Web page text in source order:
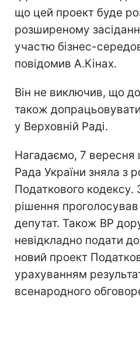
що цей проект буде
розширеному
участю бізнес-
повідомив А.Кінах.
Він не виключив, що
також
у Верховній Раді.
Нагадаємо, 7 вересня
Рада України зняла з
Податкового кодексу.
рішення
депутат. Також ВР
невідкладно подати
новий проект
урахуванням
всенародного